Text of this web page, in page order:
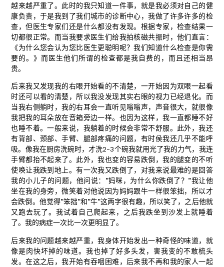
越来越严重了。此时的我只知道一件事，就是我必须对自己的健
康负责，于是我到了我们城市的诊断中心，我做了许多许多的检
查，但医生专家们还是什么都没有发现。根据专家，检查结果一
切都很正常。而当我要求医生们给我拍核磁共振时，他们直言：
《为什么您会认为您比医生更聪明呢？我们知道什么检查是你需
要的。》而医生他们所谓的检查都是我自费的，而且还相当昂
贵。
后来我又发现我的右眼开始看的不清楚，一开始因为双眼一起看
时还可以看的清楚，所以我没发现其实右眼的视力已经退化。而
当我右侧躺时，我的右耳会一直听见嗡嗡声，声音很大，就很像
我把我的耳朵放在音箱旁边一样。也因为这样，我一直都睡不好
也睡不着。一般来说，我躺着的时候会非常不舒服。此外，我还
有背部、颈部、手臂、腿部疼痛的问题，有时侯我还几乎不能呼
吸。像我在厨房洗碗时，才洗2-3个碗我就用光了我的力气，我连
手臂都抬不起来了。此外，我也变的容易跌倒，我的腿变的不听
使唤让我跌到地上。有一次我又跌倒了，对我来说最难的是回答
我的小儿子的问题，他问说：”妈咪，为什么你跌倒了？”我让他
坐在我的身旁，微笑着对他说因为妈妈跟牛一样很笨拙，所以才
会跌倒。他觉得”笨拙”和”牛”这两字很有趣，所以笑了，之后他就
又跑去玩了。我试着自己爬起来，之后我跌坐到沙发上就睡着
了。我的病症一次比一次更明显了。
后来我的问题越来越严重，我身体开始发出一种奇怪的味道，就
像是肉快坏掉的味道。我也掉了好多头发，害我变的不敢梳头
发。在这之后，我开始有吞咽困难，后来我不再和我的家人一起